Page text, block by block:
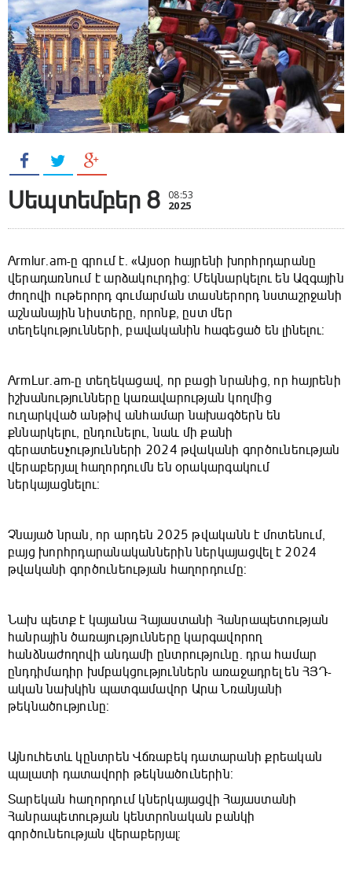
Սեպտեմբեր 8 08:53
2025
Armlur.am-ը գրում է. «Այսօր հայրենի խորհրդարանը
վերադառնում է արձակուրդից: Մեկնարկելու են Ազգային
ժողովի ութերորդ գումարման տասներորդ նստաշրջանի
աշնանային նիստերը, որոնք, ըստ մեր
տեղեկությունների, բավականին հագեցած են լինելու:
ArmLur.am-ը տեղեկացավ, որ բացի նրանից, որ հայրենի
իշխանությունները կառավարության կողմից
ուղարկված անթիվ անհամար նախագծերն են
քննարկելու, ընդունելու, նաև մի քանի
գերատեսչությունների 2024 թվականի գործունեության
վերաբերյալ հաղորդումն են օրակարգակում
ներկայացնելու:
Չնայած նրան, որ արդեն 2025 թվականն է մոտենում,
բայց խորհրդարանականներին ներկայացվել է 2024
թվականի գործունեության հաղորդումը:
Նախ պետք է կայանա Հայաստանի Հանրապետության
հանրային ծառայությունները կարգավորող
հանձնաժողովի անդամի ընտրությունը․ դրա համար
ընդդիմադիր խմբակցություններն առաջադրել են ՀՅԴ-
ական նախկին պատգամավոր Արա Նռանյանի
թեկնածությունը:
Այնուհետև կընտրեն Վճռաբեկ դատարանի քրեական
պալատի դատավորի թեկնածուներին:
Տարեկան հաղորդում կներկայացվի Հայաստանի
Հանրապետության կենտրոնական բանկի
գործունեության վերաբերյալ: